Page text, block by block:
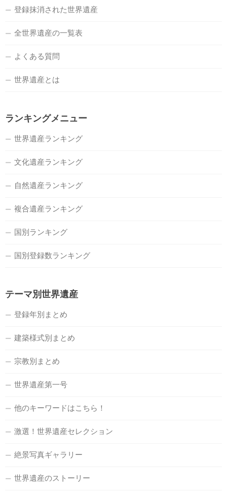
登録抹消された世界遺産
全世界遺産の一覧表
よくある質問
世界遺産とは
ランキングメニュー
世界遺産ランキング
文化遺産ランキング
自然遺産ランキング
複合遺産ランキング
国別ランキング
国別登録数ランキング
テーマ別世界遺産
登録年別まとめ
建築様式別まとめ
宗教別まとめ
世界遺産第一号
他のキーワードはこちら！
激選！世界遺産セレクション
絶景写真ギャラリー
世界遺産のストーリー